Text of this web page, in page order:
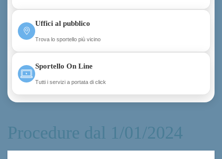
Uffici al pubblico
Trova lo sportello più vicino
Sportello On Line
Tutti i servizi a portata di click
Procedure dal 1/01/2024